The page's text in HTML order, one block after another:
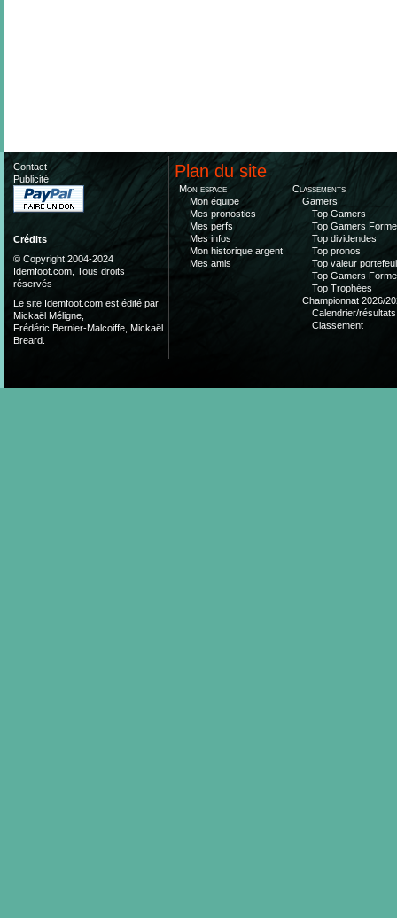
Contact
Publicité
Crédits
© Copyright 2004-2024
Idemfoot.com, Tous droits
réservés
Le site Idemfoot.com est édité par
Mickaël Méligne,
Frédéric Bernier-Malcoiffe, Mickaël
Breard.
Plan du site
Mon espace
Mon équipe
Mes pronostics
Mes perfs
Mes infos
Mon historique argent
Mes amis
Classements
Gamers
Top Gamers
Top Gamers Forme
Top dividendes
Top pronos
Top valeur
Top Gamers Forme
Top Trophées
Championnat 2026/
Calendrier/résultats
Classement